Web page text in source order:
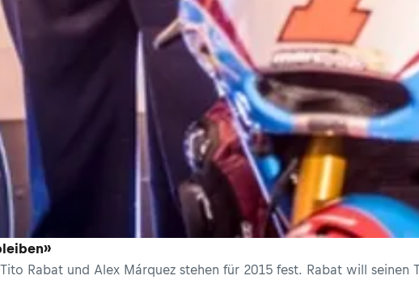
Rabat und Alex Márquez stehen für 2015 fest. Rabat will